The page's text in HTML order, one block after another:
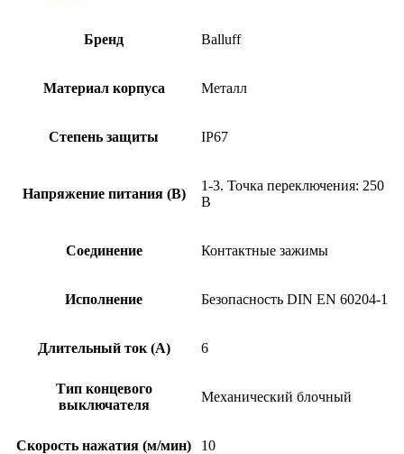
Бренд Balluff
Материал корпуса Металл
Степень защиты IP67
Напряжение питания (В)
1-3. Точка переключения: 250
В
Соединение Контактные зажимы
Исполнение Безопасность DIN EN 60204-1
Длительный ток (А) 6
Тип концевого
выключателя
Механический блочный
Скорость нажатия (м/мин) 10